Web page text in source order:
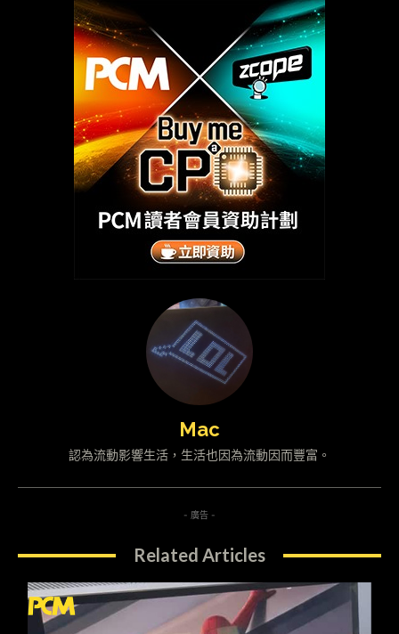
Mac
認為流動影響生活，生活也因為流動因而豐富。
- 廣告 -
Related Articles